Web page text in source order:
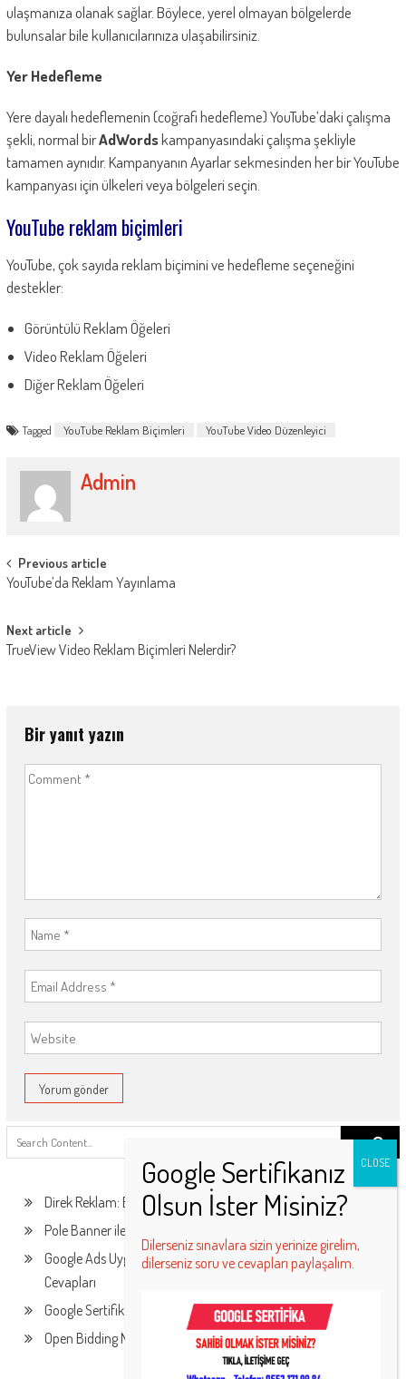
ulaşmanıza olanak sağlar. Böylece, yerel olmayan bölgelerde
bulunsalar bile kullanıcılarınıza ulaşabilirsiniz.
Yer Hedefleme
Yere dayalı hedeflemenin (coğrafi hedefleme) YouTube’daki çalışma
şekli, normal birAdWordskampanyasındaki çalışma şekliyle
tamamen aynıdır. Kampanyanın Ayarlar sekmesinden her bir YouTube
kampanyası için ülkeleri veya bölgeleri seçin.
YouTube reklam biçimleri
YouTube, çok sayıda reklam biçimini ve hedefleme seçeneğini
destekler:
Görüntülü Reklam Öğeleri
Video Reklam Öğeleri
Diğer Reklam Öğeleri
Tagged YouTube Reklam Biçimleri YouTube Video Düzenleyici
Admin
Post
navigation
Previous article
YouTube’da Reklam Yayınlama
Next article
TrueView Video Reklam Biçimleri Nelerdir?
Bir yanıt yazın
Search
Direk Reklam: Ekonomik ve Etkili Tanıtım Çözümü!
Pole Banner ile Uygun Fiyat Avantajını Kaçırmayın!
Google Ads Uygulamaları Sertifika Programı Sınav Soruları ve
Cevapları
Google Sertifika Alma – Ücretsiz Google Sertifikaları
Open Bidding Nedir? Ne İşe Yarar?
Dilerseniz sınavlara sizin yerinize girelim,
dilerseniz soru ve cevapları paylaşalım.